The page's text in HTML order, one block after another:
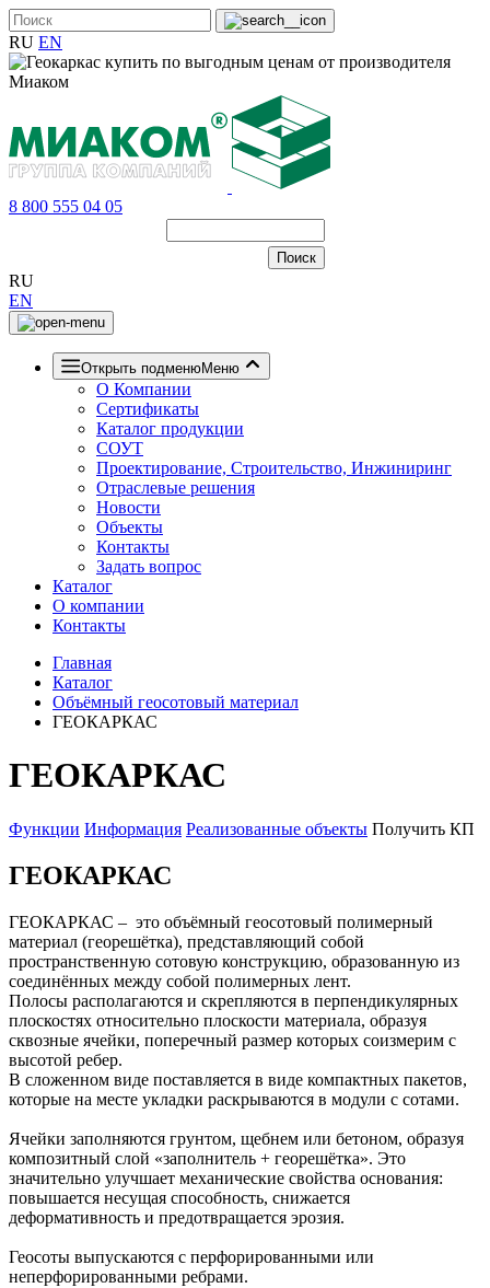
RU EN
8 800 555 04 05
RU
EN
Открыть подменюМеню
О Компании
Сертификаты
Каталог продукции
СОУТ
Проектирование, Строительство, Инжиниринг
Отраслевые решения
Новости
Объекты
Контакты
Задать вопрос
Каталог
О компании
Контакты
Главная
Каталог
Объёмный геосотовый материал
ГЕОКАРКАС
ГЕОКАРКАС
Функции Информация Реализованные объекты Получить КП
ГЕОКАРКАС
ГЕОКАРКАС – это объёмный геосотовый полимерный
материал (георешётка), представляющий собой
пространственную сотовую конструкцию, образованную из
соединённых между собой полимерных лент.
Полосы располагаются и скрепляются в перпендикулярных
плоскостях относительно плоскости материала, образуя
сквозные ячейки, поперечный размер которых соизмерим с
высотой ребер.
В сложенном виде поставляется в виде компактных пакетов,
которые на месте укладки раскрываются в модули с сотами.
Ячейки заполняются грунтом, щебнем или бетоном, образуя
композитный слой «заполнитель + георешётка». Это
значительно улучшает механические свойства основания:
повышается несущая способность, снижается
деформативность и предотвращается эрозия.
Геосоты выпускаются с перфорированными или
неперфорированными ребрами.